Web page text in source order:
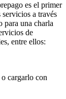
es el primer
a través
para una charla
de
entre ellos:
cargarlo con